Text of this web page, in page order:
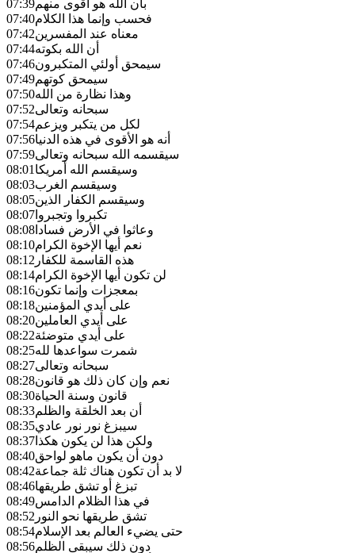
07:39بأن الله هو أقوى منهم
07:40فحسب وإنما هذا الكلام
07:42معناه عند المفسرين
07:44أن الله بكوته
07:46سيمحق أولئي المتكبرون
07:49سيمحق كوتهم
07:50وهذا نظارة من الله
07:52سبحانه وتعالى
07:54لكل من يتكبر ويزعم
07:56أنه هو الأقوى في هذه الدنيا
07:59سيقسمه الله سبحانه وتعالى
08:01وسيقسم الله أمريكا
08:03وسيقسم الغرب
08:05وسيقسم الكفار الذين
08:07 تكبروا وتجبروا
08:08 وعاثوا في الأرض فسادا
08:10نعم أيها الإخوة الكرام
08:12 هذه القاسمة للكفار
08:14لن تكون أيها الإخوة الكرام
08:16بمعجزات وإنما تكون
08:18على أيدي المؤمنين
08:20على أيدي العاملين
08:22على أيدي متوضئة
08:25شمرت سواعدها لله
08:27سبحانه وتعالى
08:28نعم وإن كان ذلك هو قانون
08:30قانون وسنة الحياة
08:33أن بعد الخلقة والظلم
08:35سيبزغ نور نور عادي
08:37 ولكن هذا لن يكون هكذا
08:40دون أن يكون ماهو لواحق
08:42لا بد أن تكون هناك ثلة جماعة
08:46تبزغ أو تشق طريقها
08:49في هذا الظلام الدامس
08:52 تشق طريقها نحو النور
08:54حتى يضيء العالم بعد الإسلام
08:56دون ذلك سيبقى الظلم